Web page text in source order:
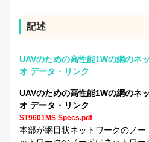
記述
UAVのための高性能1Wの網のネ
オ データ・リンク
UAVのための高性能1Wの網のネ
オ データ・リンク
ST9601MS Specs.pdf
本部が網目状ネットワークのノ